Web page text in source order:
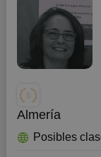
Almería
Posibles